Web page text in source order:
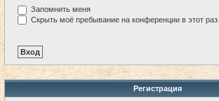
Запомнить меня
Скрыть моё пребывание на конференции в этот раз
Регистрация